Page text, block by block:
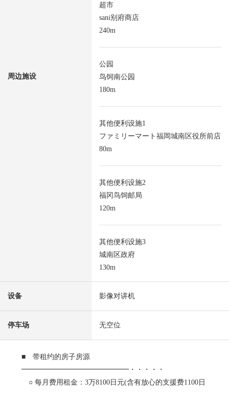
周边施设
超市
sani别府商店
240m
公园
鸟饲南公园
180m
其他便利设施1
ファミリーマート福岡城南区役所前店
80m
其他便利设施2
福冈鸟饲邮局
120m
其他便利设施3
城南区政府
130m
设备 影像对讲机
停车场 无空位
■ 带租约的房子房源
━━━━━━━━━━━━━━━・・・・・
○ 每月费用租金：3万8100日元(含有放心的支援费1100日